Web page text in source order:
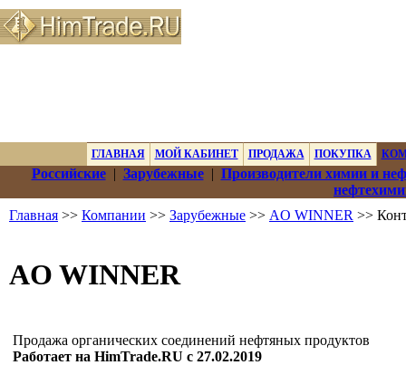
ГЛАВНАЯ МОЙ КАБИНЕТ ПРОДАЖА ПОКУПКА
Российские| Зарубежные| Производители химии и
Главная >> Компании >> Зарубежные >> AO WINNER >>
AO WINNER
Продажа органических соединений нефтяных продуктов
Работает на HimTrade.RU с 27.02.2019